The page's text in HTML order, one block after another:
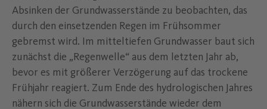
Absinken der Grundwasserstände zu beobachten, das
durch den einsetzenden Regen im Frühsommer
gebremst wird. Im mitteltiefen Grundwasser baut sich
zunächst die „Regenwelle“ aus dem letzten Jahr ab,
bevor es mit größerer Verzögerung auf das trockene
Frühjahr reagiert. Zum Ende des hydrologischen Jahres
nähern sich die Grundwasserstände wieder dem